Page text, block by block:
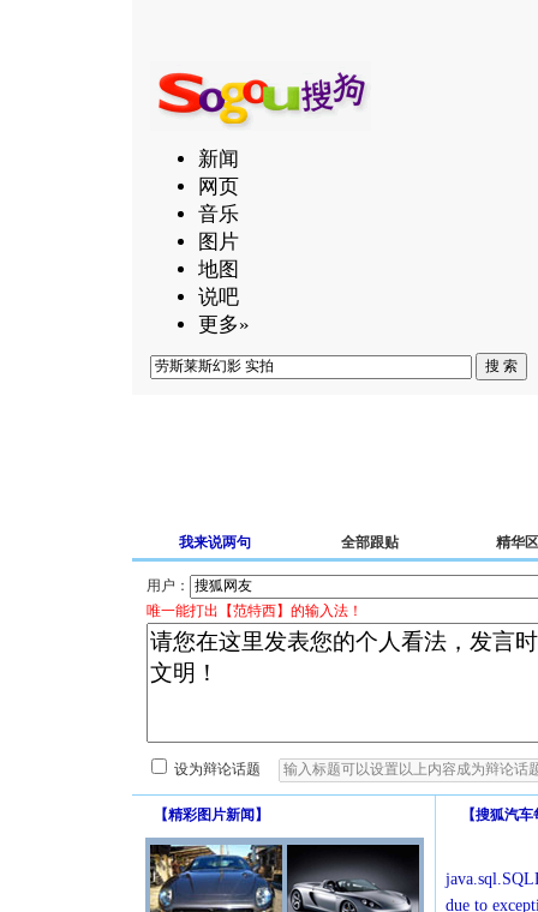
新闻
网页
音乐
图片
地图
说吧
更多»
我来说两句 全部跟贴 精华区
用户：
唯一能打出【范特西】的输入法！
设为辩论话题
【精彩图片新闻 】 【搜狐汽车
due to